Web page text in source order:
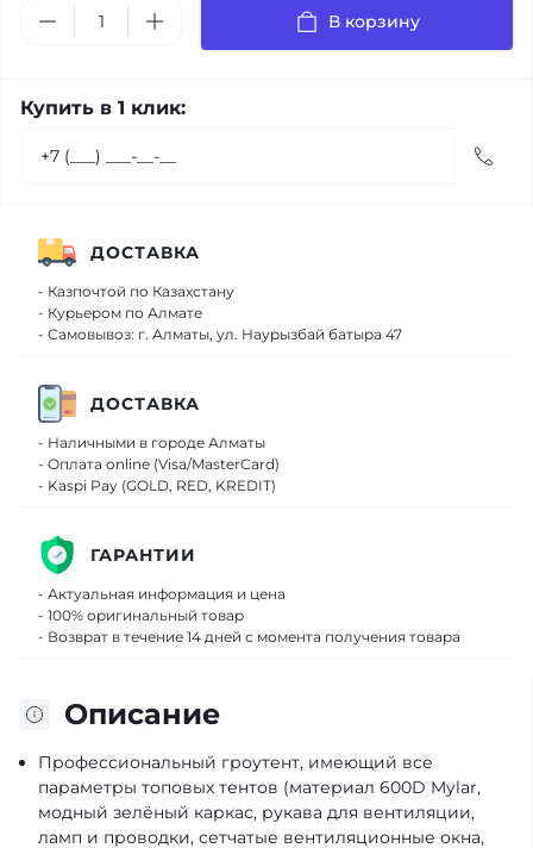
В корзину
Купить в 1 клик:
Описание
Профессиональный гроутент, имеющий все
параметры топовых тентов (материал 600D Mylar,
модный зелёный каркас, рукава для вентиляции,
ламп и проводки, сетчатые вентиляционные окна,
ДОСТАВКА
- Казпочтой по Казахстану
- Курьером по Алмате
- Самовывоз: г. Алматы, ул. Наурызбай батыра 47
ДОСТАВКА
- Наличными в городе Алматы
- Оплата online (Visa/MasterCard)
- Kaspi Pay (GOLD, RED, KREDIT)
ГАРАНТИИ
- Актуальная информация и цена
- 100% оригинальный товар
- Возврат в течение 14 дней с момента получения товара